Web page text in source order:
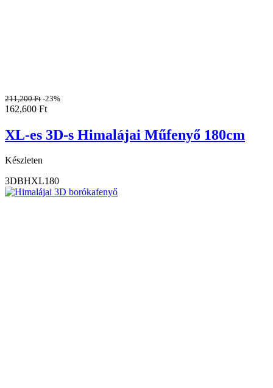
211,200Ft -23%
162,600 Ft
XL-es 3D-s Himalájai Műfenyő 180cm
Készleten
3DBHXL180